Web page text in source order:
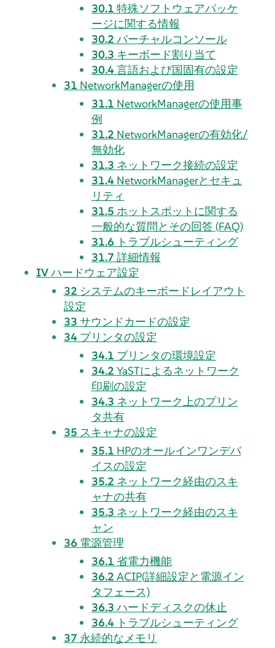
30.1 特殊ソフトウェアパッケ
ージに関する情報
30.2 バーチャルコンソール
30.3 キーボード割り当て
30.4言語および国固有の設定
31 NetworkManagerの使用
31.1 NetworkManagerの使用事
例
31.2 NetworkManagerの有効化/
無効化
31.3 ネットワーク接続の設定
31.4 NetworkManagerとセキュ
リティ
31.5 ホットスポットに関する
一般的な質問とその回答 (FAQ)
31.6 トラブルシューティング
31.7 詳細情報
IVハードウェア設定
32 システムのキーボードレイアウト
設定
33 サウンドカードの設定
34 プリンタの設定
34.1 プリンタの環境設定
34.2 YaSTによるネットワーク
印刷の設定
34.3 ネットワーク上のプリン
タ共有
35 スキャナの設定
35.1 HPのオールインワンデバ
イスの設定
35.2 ネットワーク経由のスキ
ャナの共有
35.3 ネットワーク経由のスキ
ャン
36 電源管理
36.1 省電力機能
36.2 ACIP(詳細設定と電源イン
タフェース)
36.3 ハードディスクの休止
36.4 トラブルシューティング
37 永続的なメモリ